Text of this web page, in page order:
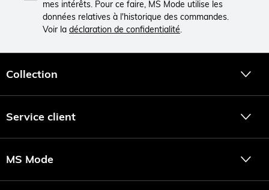
mes intérêts. Pour ce faire, MS Mode utilise les
données relatives à l'historique des commandes.
Voir la déclaration de confidentialité
Collection
Service client
MS Mode